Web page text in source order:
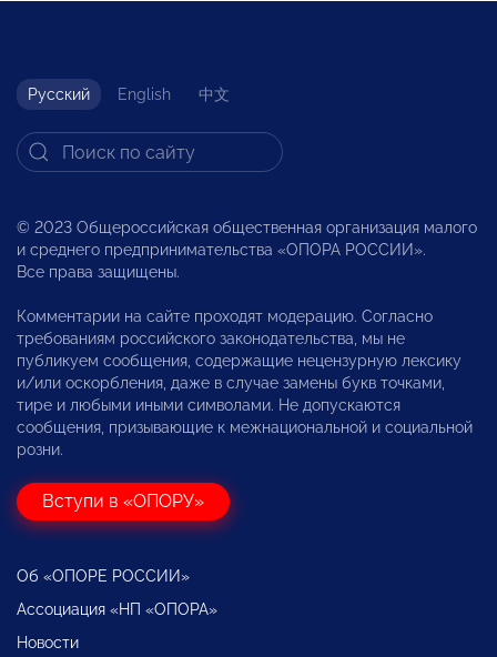
Русский English 中文
© 2023 Общероссийская общественная организация малого
и среднего предпринимательства «ОПОРА РОССИИ».
Все права защищены.
Комментарии на сайте проходят модерацию. Согласно
требованиям российского законодательства, мы не
публикуем сообщения, содержащие нецензурную лексику
и/или оскорбления, даже в случае замены букв точками,
тире и любыми иными символами. Не допускаются
сообщения, призывающие к межнациональной и социальной
розни.
Вступи в «ОПОРУ»
Об «ОПОРЕ РОССИИ»
Ассоциация «НП «ОПОРА»
Новости